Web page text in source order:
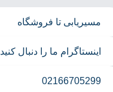
مسیریابی تا فروشگاه
اینستاگرام ما را دنبال کنید
02166705299